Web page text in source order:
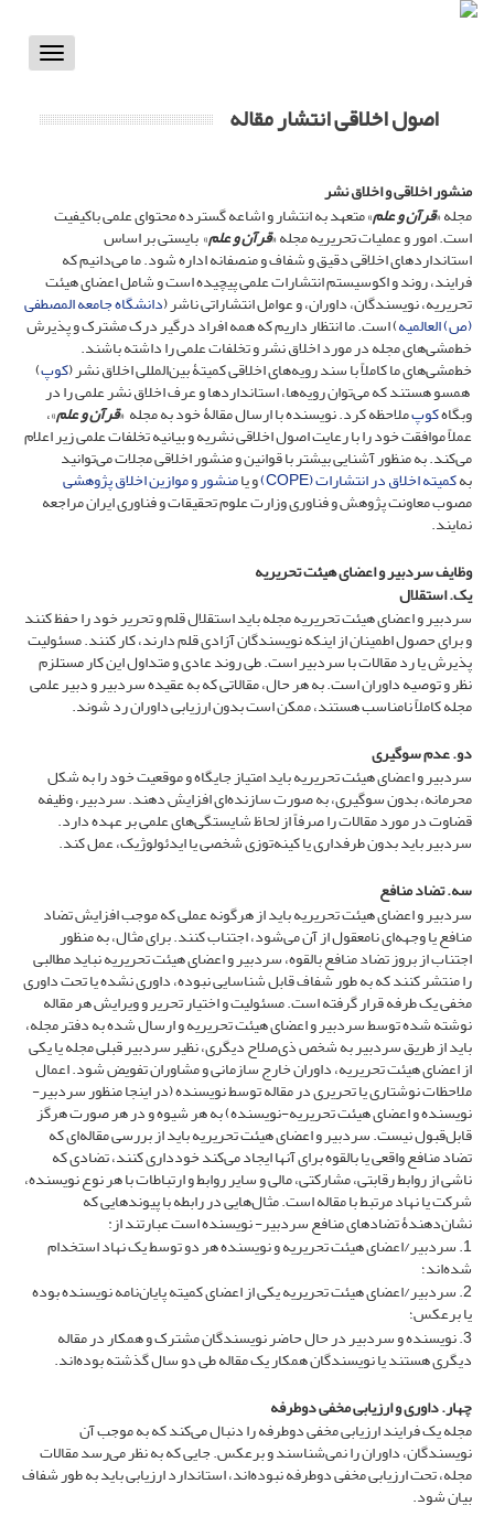
Toggle
اصول اخلاقی انتشار مقاله
منشور اخلاقی و اخلاق نشر
مجله «قرآن و علم» متعهد به انتشار و اشاعه گسترده محتوای علمی باکیفیت
است. امور و عملیات تحریریه مجله «قرآن و علم» بایستی بر اساس
استانداردهای اخلاقی دقیق و شفاف و منصفانه اداره شود. ما می‌دانیم که
فرایند، روند و اکوسیستم انتشارات علمی پیچیده است و شامل اعضای هیئت
تحریریه، نویسندگان، داوران، و عوامل انتشاراتی ناشر (دانشگاه جامعه المصطفی
(ص) العالمیه) است. ما انتظار داریم که همه افراد درگیر درک مشترک و پذیرش
خط‌مشی‌های مجله در مورد اخلاق نشر و تخلفات علمی را داشته باشند.
خط‌مشی‌های ما کاملاً با سند رویه‌های اخلاقی کمیتۀ بین‌المللی اخلاق نشر (کوپ)
همسو هستند که می‌توان رویه‌ها، استانداردها و عرف اخلاق نشر علمی را در
وبگاهکوپملاحظه کرد. نویسنده با ارسال مقالۀ خود به مجله «قرآن و علم»،
عملاً موافقت خود را با رعایت اصول اخلاقی نشریه و بیانیه تخلفات علمی زیر اعلام
می‌کند. به منظور آشنایی بیشتر با قوانین و منشور اخلاقی مجلات می‌‌توانید
بهکمیته اخلاق در انتشارات (COPE) و یامنشور و موازین اخلاق پژوهشی
مصوب معاونت پژوهش و فناوری وزارت علوم تحقیقات و فناوری ایران مراجعه
نمایند.
وظایف سردبیر و اعضای هیئت تحریریه
یک. استقلال
سردبیر و اعضای هیئت تحریریه مجله باید استقلال قلم و تحریر خود را حفظ کنند
و برای حصول اطمینان از اینکه نویسندگان آزادی قلم دارند، کار کنند. مسئولیت
پذیرش یا رد مقالات با سردبیر است. طی روند عادی و متداول این کار مستلزم
نظر و توصیه داوران است. به هر حال، مقالاتی که به عقیده سردبیر و دبیر علمی
مجله کاملاً نامناسب هستند، ممکن است بدون ارزیابی داوران رد شوند.
دو. عدم سوگیری
سردبیر و اعضای هیئت تحریریه باید امتیاز جایگاه و موقعیت خود را به ‌شکل
محرمانه، بدون سوگیری، به صورت سازنده‌‌ای افزایش دهند. سردبیر، وظیفه
قضاوت در مورد مقالات را صرفاً از لحاظ شایستگی‌های علمی بر عهده دارد.
سردبیر باید بدون طرفداری یا کینه‌‌توزی شخصی یا ایدئولوژیک، عمل کند.
سه. تضاد منافع
سردبیر و اعضای هیئت تحریریه باید از هرگونه عملی که موجب افزایش تضاد
منافع یا وجهه‌ای نامعقول از آن می‌شود، اجتناب کنند. برای مثال، به منظور
اجتناب از بروز تضاد منافع بالقوه، سردبیر و اعضای هیئت تحریریه نباید مطالبی
را منتشر کنند که به طور شفاف قابل شناسایی نبوده، داوری نشده یا تحت داوری
مخفی یک طرفه قرار گرفته است. مسئولیت و اختیار تحریر و ویرایش هر مقاله
نوشته شده توسط سردبیر و اعضای هیئت تحریریه و ارسال شده به دفتر مجله،
باید از طریق سردبیر به شخص ذی‌‌صلاح دیگری، نظیر سردبیر قبلی مجله یا یکی
از اعضای هیئت تحریریه، داوران خارج سازمانی و مشاوران تفویض شود. اعمال
ملاحظات نوشتاری یا تحریری در مقاله توسط نویسنده (در اینجا منظور سردبیر-
نویسنده و اعضای هیئت تحریریه-نویسنده) به هر شیوه و در هر صورت هرگز
قابل‌قبول نیست. سردبیر و اعضای هیئت تحریریه باید از بررسی مقاله‌ای که
تضاد منافع واقعی یا بالقوه برای آنها ایجاد می‌کند خودداری کنند، تضادی که
ناشی از روابط رقابتی، مشارکتی، مالی و سایر روابط و ارتباطات با هر نوع نویسنده،
شرکت یا نهاد مرتبط با مقاله است. مثال‌هایی در رابطه با پیوندهایی که
نشان‌دهندۀ تضادهای منافع سردبیر- نویسنده است عبارتند از:
1. سردبیر/اعضای هیئت تحریریه و نویسنده هر دو توسط یک نهاد استخدام
شده‌اند؛
2. سردبیر/اعضای هیئت تحریریه یکی از اعضای کمیته پایان‌‌نامه نویسنده بوده
یا برعکس؛
3. نویسنده و سردبیر در حال حاضر نویسندگان مشترک و همکار در مقاله
دیگری هستند یا نویسندگان همکار یک مقاله طی دو سال گذشته بوده‌اند.
چهار. داوری و ارزیابی مخفی دوطرفه
مجله یک فرایند ارزیابی مخفی دوطرفه را دنبال می‌کند که به موجب آن
نویسندگان، داوران را نمی‌شناسند و برعکس. جایی که به نظر می‌رسد مقالات
مجله، تحت ارزیابی مخفی دوطرفه نبوده‌اند، استاندارد ارزیابی باید به طور شفاف
بیان شود.